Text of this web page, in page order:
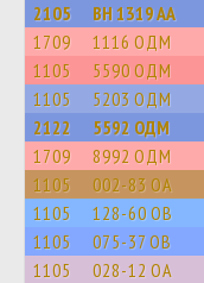
2105 BH 1319 AA
1709 1116 ОДМ
1105 5590 ОДМ
1105 5203 ОДМ
2122 5592 ОДМ
1709 8992 ОДМ
1105 002-83 ОА
1105 128-60 ОВ
1105 075-37 ОВ
1105 028-12 ОА